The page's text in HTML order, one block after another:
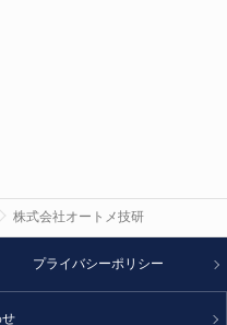
株式会社オートメ技研
プライバシーポリシー